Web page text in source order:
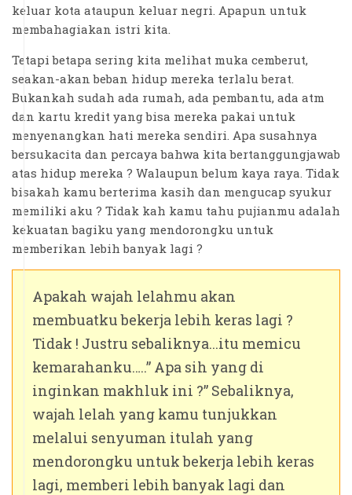
keluar kota ataupun keluar negri. Apapun untuk
membahagiakan istri kita.
Tetapi betapa sering kita melihat muka cemberut,
seakan-akan beban hidup mereka terlalu berat.
Bukankah sudah ada rumah, ada pembantu, ada atm
dan kartu kredit yang bisa mereka pakai untuk
menyenangkan hati mereka sendiri. Apa susahnya
bersukacita dan percaya bahwa kita bertanggungjawab
atas hidup mereka ? Walaupun belum kaya raya. Tidak
bisakah kamu berterima kasih dan mengucap syukur
memiliki aku ? Tidak kah kamu tahu pujianmu adalah
kekuatan bagiku yang mendorongku untuk
memberikan lebih banyak lagi ?
Apakah wajah lelahmu akan
membuatku bekerja lebih keras lagi ?
Tidak ! Justru sebaliknya...itu memicu
kemarahanku…..” Apa sih yang di
inginkan makhluk ini ?” Sebaliknya,
wajah lelah yang kamu tunjukkan
melalui senyuman itulah yang
mendorongku untuk bekerja lebih keras
lagi, memberi lebih banyak lagi dan